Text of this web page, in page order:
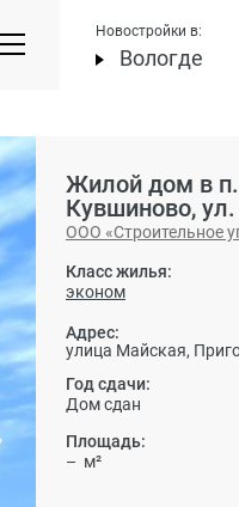
Новостройки в:
Вологде
Жилой дом в п.
Кувшиново,
ООО «Строительное
Класс жилья:
эконом
Адрес:
улица Майская,
Год сдачи:
Дом сдан
Площадь:
– м²